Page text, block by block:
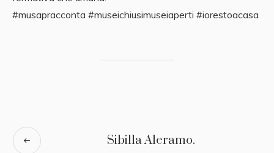
#musapracconta #museichiusimuseiaperti #iorestoacasa
Sibilla Aleramo.